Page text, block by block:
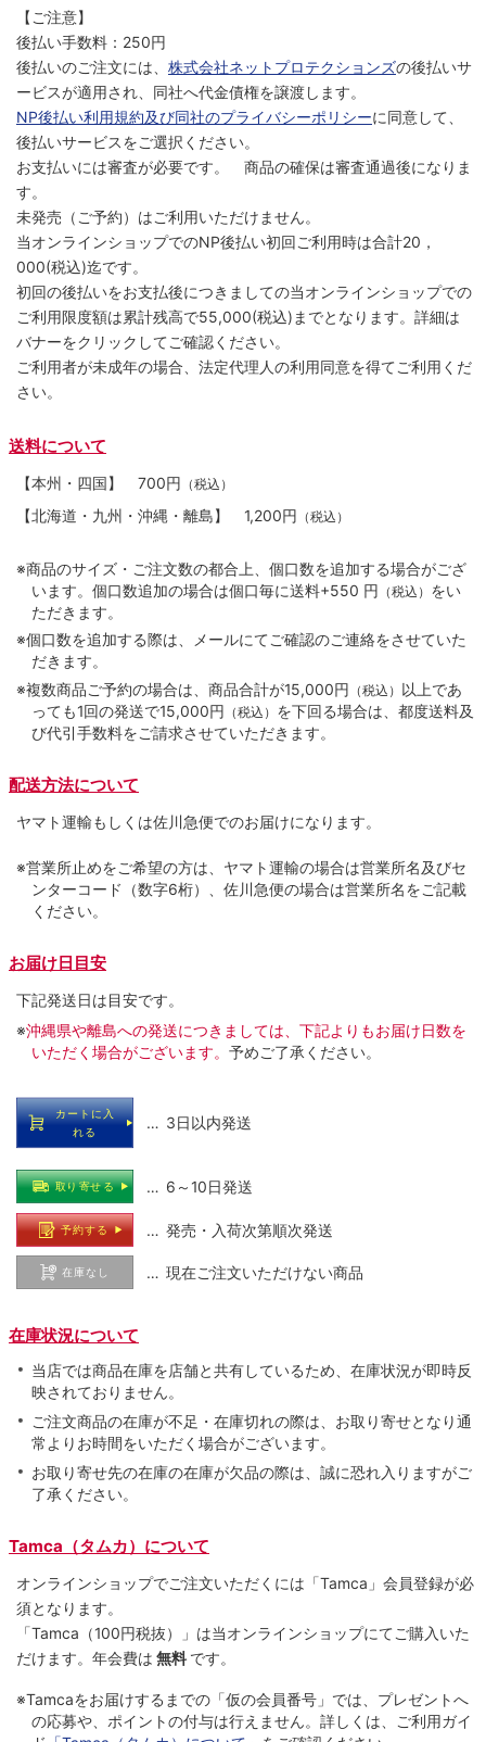
【ご注意】
後払い手数料：250円
後払いのご注文には、 株式会社ネットプロテクションズの後払いサ
ービスが適用され、同社へ代金債権を譲渡します。
NP後払い利用規約及び同社のプライバシーポリシーに同意して、
後払いサービスをご選択ください。
お支払いには審査が必要です。 商品の確保は審査通過後になりま
す。
未発売（ご予約）はご利用いただけません。
当オンラインショップでのNP後払い初回ご利用時は合計20，
000(税込)迄です。
初回の後払いをお支払後につきましての当オンラインショップでの
ご利用限度額は累計残高で55,000(税込)までとなります。詳細は
バナーをクリックしてご確認ください。
ご利用者が未成年の場合、法定代理人の利用同意を得てご利用くだ
さい。
送料について
【本州・四国】 700円 （税込）
【北海道・九州・沖縄・離島】 1,200円 （税込）
※商品のサイズ・ご注文数の都合上、個口数を追加する場合がござ
います。個口数追加の場合は個口毎に送料+550 円 （税込） をい
ただきます。
※個口数を追加する際は、メールにてご確認のご連絡をさせていた
だきます。
※複数商品ご予約の場合は、商品合計が15,000円 （税込） 以上であ
っても1回の発送で15,000円 （税込） を下回る場合は、都度送料及
び代引手数料をご請求させていただきます。
配送方法について
ヤマト運輸もしくは佐川急便でのお届けになります。
※営業所止めをご希望の方は、ヤマト運輸の場合は営業所名及びセ
ンターコード（数字6桁）、佐川急便の場合は営業所名をご記載
ください。
お届け日目安
下記発送日は目安です。
※沖縄県や離島への発送につきましては、下記よりもお届け日数を
いただく場合がございます。 予めご了承ください。
カートに入
れる
… 3日以内発送
取り寄せる … 6～10日発送
予約する … 発売・入荷次第順次発送
在庫なし … 現在ご注文いただけない商品
在庫状況について
当店では商品在庫を店舗と共有しているため、在庫状況が即時反
映されておりません。
ご注文商品の在庫が不足・在庫切れの際は、お取り寄せとなり通
常よりお時間をいただく場合がございます。
お取り寄せ先の在庫の在庫が欠品の際は、誠に恐れ入りますがご
了承ください。
Tamca（タムカ）について
オンラインショップでご注⽂いただくには「Tamca」会員登録が必
須となります。
「Tamca （100円税抜）
」は当オンラインショップにてご購⼊いた
だけます。 年会費は 無料 です。
※Tamcaをお届けするまでの「仮の会員番号」では、プレゼントへ
の応募や、ポイントの付与は⾏えません。詳しくは、ご利⽤ガイ